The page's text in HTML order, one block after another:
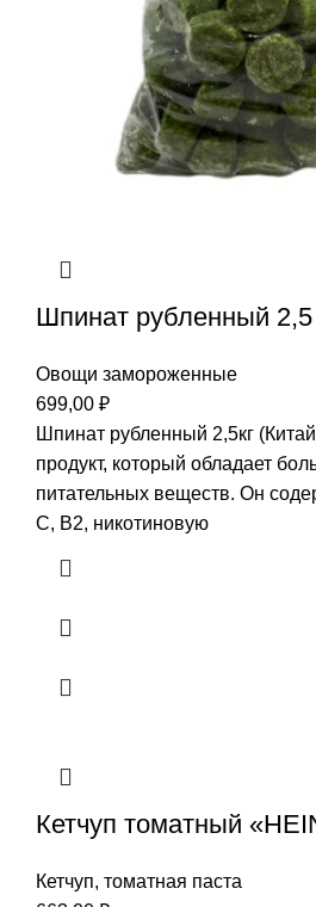
Шпинат рубленный 2,5
Овощи замороженные
699,00 ₽
Шпинат рубленный 2,5кг
продукт, который обладает
питательных веществ. Он
С, В2, никотиновую
Кетчуп томатный
Кетчуп, томатная паста